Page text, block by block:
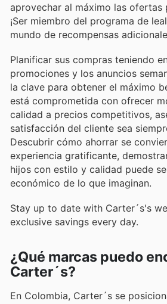
aprovechar al máximo las
¡Ser miembro del programa de
mundo de recompensas
Planificar sus compras teniendo
promociones y los anuncios
la clave para obtener el máximo
está comprometida con ofrecer
calidad a precios competitivos,
satisfacción del cliente sea
Descubrir cómo ahorrar se
experiencia gratificante,
hijos con estilo y calidad puede
económico de lo que imaginan.
Stay up to date with Carter´s's
exclusive savings every day.
¿Qué marcas puedo
Carter´s?
En Colombia, Carter´s se